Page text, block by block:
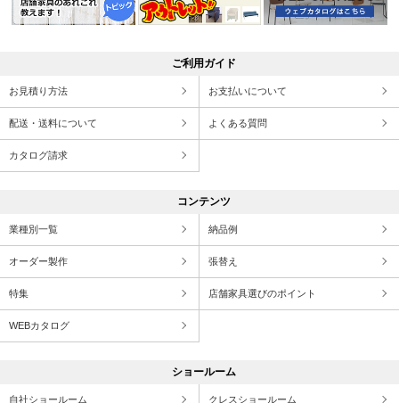
ご利用ガイド
お見積り方法 お支払いについて
配送・送料について よくある質問
カタログ請求
コンテンツ
業種別一覧 納品例
オーダー製作 張替え
特集 店舗家具選びのポイント
WEBカタログ
ショールーム
自社ショールーム クレスショールーム